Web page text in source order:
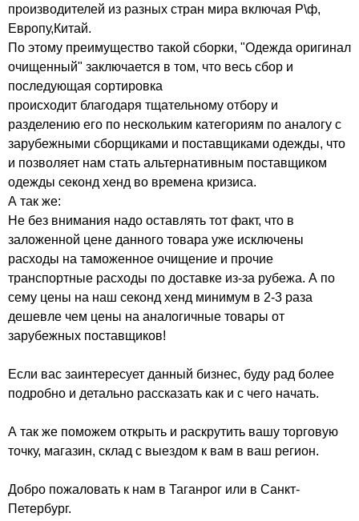
производителей из разных стран мира включая Р\ф,
Европу,Китай.
По этому преимущество такой сборки, "Одежда оригинал
очищенный" заключается в том, что весь сбор и
последующая сортировка
происходит благодаря тщательному отбору и
разделению его по нескольким категориям по аналогу с
зарубежными сборщиками и поставщиками одежды, что
и позволяет нам стать альтернативным поставщиком
одежды секонд хенд во времена кризиса.
А так же:
Не без внимания надо оставлять тот факт, что в
заложенной цене данного товара уже исключены
расходы на таможенное очищение и прочие
транспортные расходы по доставке из-за рубежа. А по
сему цены на наш секонд хенд минимум в 2-3 раза
дешевле чем цены на аналогичные товары от
зарубежных поставщиков!
Если вас заинтересует данный бизнес, буду рад более
подробно и детально рассказать как и с чего начать.
А так же поможем открыть и раскрутить вашу торговую
точку, магазин, склад с выездом к вам в ваш регион.
Добро пожаловать к нам в Таганрог или в Санкт-
Петербург.